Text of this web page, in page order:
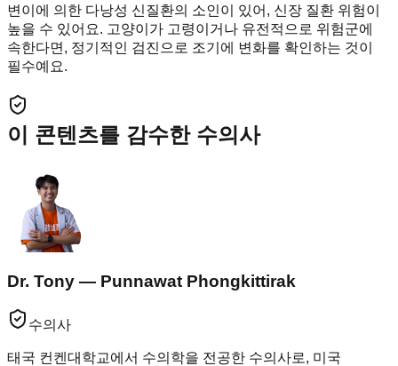
변이에 의한 다낭성 신질환의 소인이 있어, 신장 질환 위험이
높을 수 있어요. 고양이가 고령이거나 유전적으로 위험군에
속한다면, 정기적인 검진으로 조기에 변화를 확인하는 것이
필수예요.
이 콘텐츠를 감수한 수의사
Dr. Tony — Punnawat Phongkittirak
수의사
태국 컨켄대학교에서 수의학을 전공한 수의사로, 미국